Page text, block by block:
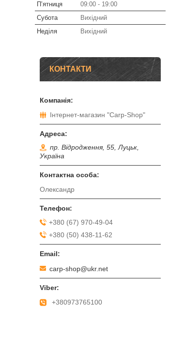
Пʼятниця
09:00
19:00
Субота
Вихідний
Неділя
Вихідний
КОНТАКТИ
Інтернет-магазин "Carp-Shop"
пр. Відродження, 55, Луцьк,
Україна
Олександр
+380 (67) 970-49-04
+380 (50) 438-11-62
carp-shop@ukr.net
+380973765100